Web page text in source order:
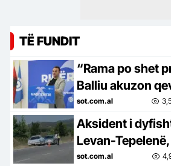
TË FUNDIT
“Rama po shet
Balliu akuzon
me industrinë
“Timak
sot.com.al
Aksident i
Levan-
persona
sot.com.al